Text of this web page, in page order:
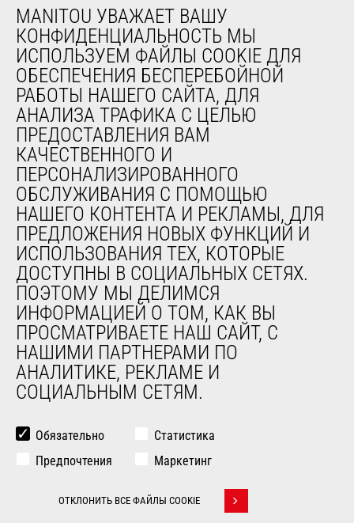
Финансирование
Продленная гарантия
Контракты на техническое обслуживание
Запасные части
Система удаленного мониторинга
Программное обеспечение для диагностики и
обслуживания
Обучение
Подержанное оборудование
О НАС
Компания
Контакты
Юридическая информация
Мероприятия
Новости
История
General Terms and Conditions of Sale
ДРУГИЕ САЙТЫ ГРУППЫ
Used Manitou Machines
Gehl
MANITOU УВАЖАЕТ ВАШУ
КОНФИДЕНЦИАЛЬНОСТЬ МЫ
ИСПОЛЬЗУЕМ ФАЙЛЫ COOKIE ДЛЯ
ОБЕСПЕЧЕНИЯ БЕСПЕРЕБОЙНОЙ
РАБОТЫ НАШЕГО САЙТА, ДЛЯ
АНАЛИЗА ТРАФИКА С ЦЕЛЬЮ
ПРЕДОСТАВЛЕНИЯ ВАМ
КАЧЕСТВЕННОГО И
ПЕРСОНАЛИЗИРОВАННОГО
ОБСЛУЖИВАНИЯ С ПОМОЩЬЮ
НАШЕГО КОНТЕНТА И РЕКЛАМЫ, ДЛЯ
ПРЕДЛОЖЕНИЯ НОВЫХ ФУНКЦИЙ И
ИСПОЛЬЗОВАНИЯ ТЕХ, КОТОРЫЕ
ДОСТУПНЫ В СОЦИАЛЬНЫХ СЕТЯХ.
ПОЭТОМУ МЫ ДЕЛИМСЯ
ИНФОРМАЦИЕЙ О ТОМ, КАК ВЫ
ПРОСМАТРИВАЕТЕ НАШ САЙТ, С
НАШИМИ ПАРТНЕРАМИ ПО
АНАЛИТИКЕ, РЕКЛАМЕ И
СОЦИАЛЬНЫМ СЕТЯМ.
Обязательно
Статистика
Предпочтения
Маркетинг
ОТКЛОНИТЬ ВСЕ ФАЙЛЫ COOKIE